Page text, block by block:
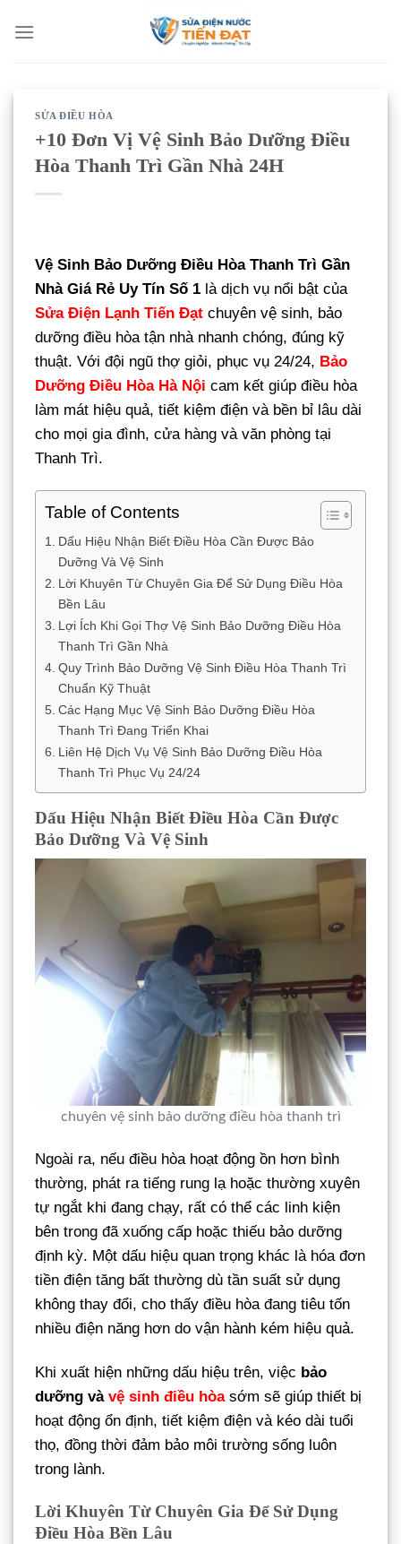
qua
SỬA ĐIỀU HÒA
+10 Đơn Vị Vệ Sinh Bảo Dưỡng Điều
Hòa Thanh Trì Gần Nhà 24H
Vệ Sinh Bảo Dưỡng Điều Hòa Thanh Trì Gần
Nhà Giá Rẻ Uy Tín Số 1 là dịch vụ nổi bật của
Sửa Điện Lạnh Tiến Đạt chuyên vệ sinh, bảo
dưỡng điều hòa tận nhà nhanh chóng, đúng kỹ
thuật. Với đội ngũ thợ giỏi, phục vụ 24/24, Bảo
Dưỡng Điều Hòa Hà Nội cam kết giúp điều hòa
làm mát hiệu quả, tiết kiệm điện và bền bỉ lâu dài
cho mọi gia đình, cửa hàng và văn phòng tại
Thanh Trì.
Table of Contents
Dấu Hiệu Nhận Biết Điều Hòa Cần Được Bảo
Dưỡng Và Vệ Sinh
Lời Khuyên Từ Chuyên Gia Để Sử Dụng Điều Hòa
Bền Lâu
Lợi Ích Khi Gọi Thợ Vệ Sinh Bảo Dưỡng Điều Hòa
Thanh Trì Gần Nhà
Quy Trình Bảo Dưỡng Vệ Sinh Điều Hòa Thanh Trì
Chuẩn Kỹ Thuật
Các Hạng Mục Vệ Sinh Bảo Dưỡng Điều Hòa
Thanh Trì Đang Triển Khai
Liên Hệ Dịch Vụ Vệ Sinh Bảo Dưỡng Điều Hòa
Thanh Trì Phục Vụ 24/24
Dấu Hiệu Nhận Biết Điều Hòa Cần Được
Bảo Dưỡng Và Vệ Sinh
chuyên vệ sinh bảo dưỡng điều hòa thanh trì
Ngoài ra, nếu điều hòa hoạt động ồn hơn bình
thường, phát ra tiếng rung lạ hoặc thường xuyên
tự ngắt khi đang chạy, rất có thể các linh kiện
bên trong đã xuống cấp hoặc thiếu bảo dưỡng
định kỳ. Một dấu hiệu quan trọng khác là hóa đơn
tiền điện tăng bất thường dù tần suất sử dụng
không thay đổi, cho thấy điều hòa đang tiêu tốn
nhiều điện năng hơn do vận hành kém hiệu quả.
Khi xuất hiện những dấu hiệu trên, việc bảo
dưỡng và vệ sinh điều hòasớm sẽ giúp thiết bị
hoạt động ổn định, tiết kiệm điện và kéo dài tuổi
thọ, đồng thời đảm bảo môi trường sống luôn
trong lành.
Lời Khuyên Từ Chuyên Gia Để Sử Dụng
Điều Hòa Bền Lâu